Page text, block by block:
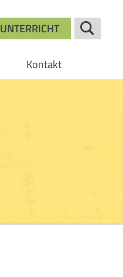
UNTERRICHT
Kontakt